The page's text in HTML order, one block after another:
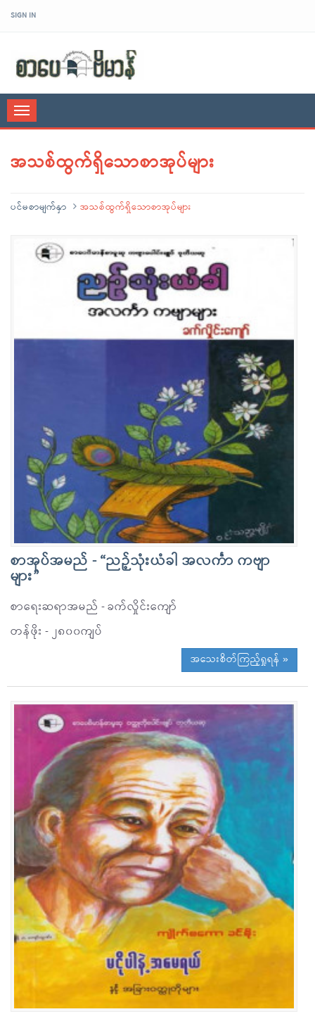
SIGN IN
Toggle
navigation
အသစ်ထွက်ရှိသောစာအုပ်များ
ပင်မစာမျက်နှာ အသစ်ထွက်ရှိသောစာအုပ်များ
စာအုပ်အမည် - “ညဉ့်သုံးယံခါ အလင်္ကာ ကဗျာ
များ”
စာရေးဆရာအမည် - ခက်လှိုင်းကျော်
တန်ဖိုး - ၂၈၀၀ကျပ်
အသေးစိတ်ကြည့်ရှုရန် »